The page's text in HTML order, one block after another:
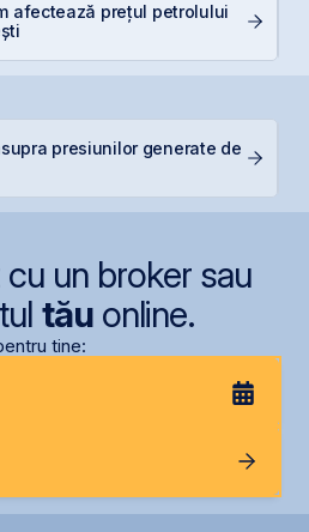
afectează prețul petrolului
presiunilor generate de
un broker sau
tăuonline.
tine: